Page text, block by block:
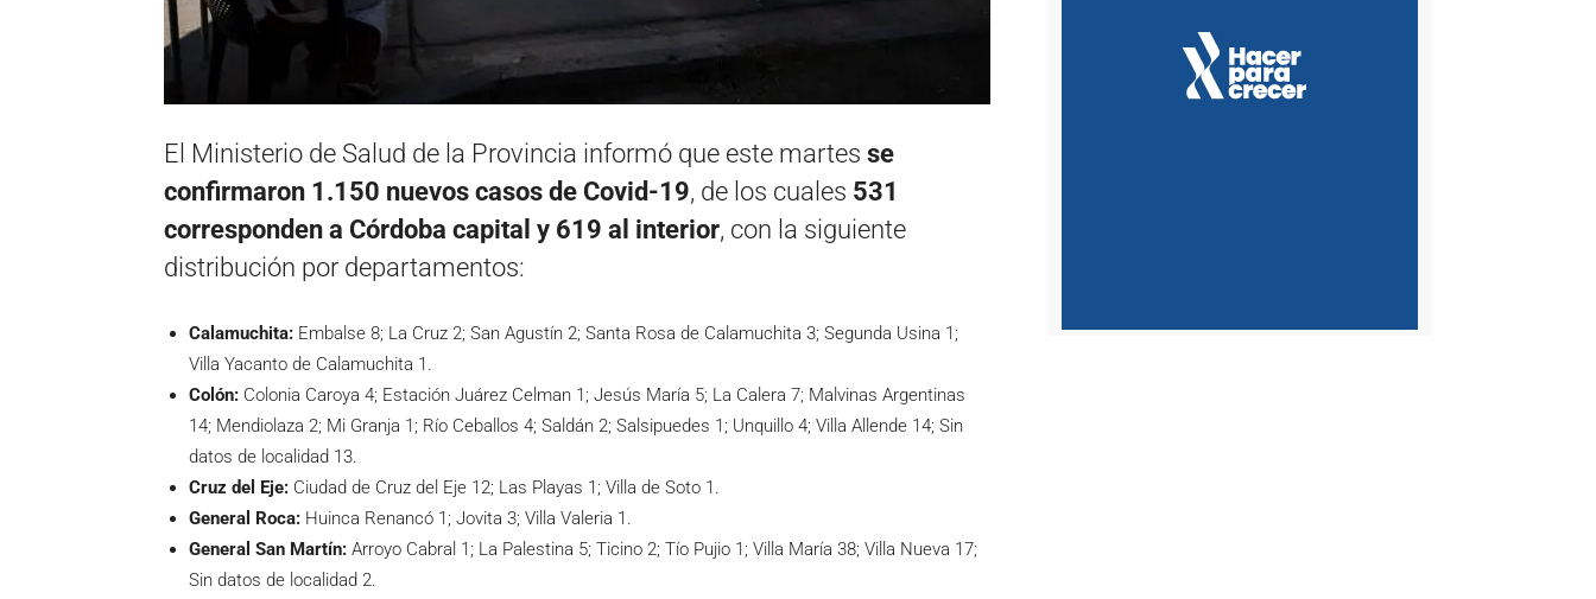
El Ministerio de Salud de la Provincia informó que este martes se
confirmaron 1.150 nuevos casos de Covid-19, de los cuales 531
corresponden a Córdoba capital y 619 al interior, con la siguiente
distribución por departamentos:
Calamuchita: Embalse 8; La Cruz 2; San Agustín 2; Santa Rosa de Calamuchita 3; Segunda Usina 1;
Villa Yacanto de Calamuchita 1.
Colón: Colonia Caroya 4; Estación Juárez Celman 1; Jesús María 5; La Calera 7; Malvinas Argentinas
14; Mendiolaza 2; Mi Granja 1; Río Ceballos 4; Saldán 2; Salsipuedes 1; Unquillo 4; Villa Allende 14; Sin
datos de localidad 13.
Cruz del Eje: Ciudad de Cruz del Eje 12; Las Playas 1; Villa de Soto 1.
General Roca: Huinca Renancó 1; Jovita 3; Villa Valeria 1.
General San Martín: Arroyo Cabral 1; La Palestina 5; Ticino 2; Tío Pujio 1; Villa María 38; Villa Nueva 17;
Sin datos de localidad 2.